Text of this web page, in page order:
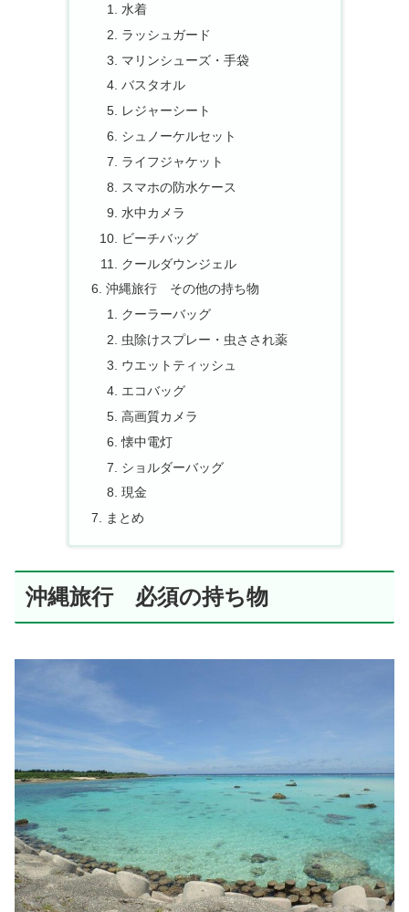
水着
ラッシュガード
マリンシューズ・手袋
バスタオル
レジャーシート
シュノーケルセット
ライフジャケット
スマホの防水ケース
水中カメラ
ビーチバッグ
クールダウンジェル
沖縄旅行 その他の持ち物
クーラーバッグ
虫除けスプレー・虫さされ薬
ウエットティッシュ
エコバッグ
高画質カメラ
懐中電灯
ショルダーバッグ
現金
まとめ
沖縄旅行 必須の持ち物